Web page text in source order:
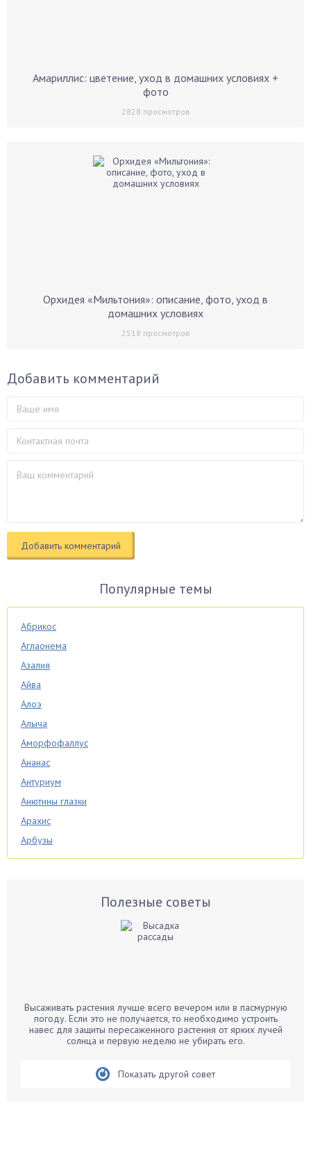
Амариллис: цветение, уход в домашних условиях +
фото
2828 просмотров
Орхидея «Мильтония»: описание, фото, уход в
домашних условиях
2518 просмотров
Добавить комментарий
Популярные темы
Абрикос
Аглаонема
Азалия
Айва
Алоэ
Алыча
Аморфофаллус
Ананас
Антуриум
Анютины глазки
Арахис
Арбузы
Аспарагус
Бархатцы
Бегония
Полезные советы
Высаживать растения лучше всего вечером или в пасмурную
погоду. Если это не получается, то необходимо устроить
навес для защиты пересаженного растения от ярких лучей
солнца и первую неделю не убирать его.
Показать другой совет